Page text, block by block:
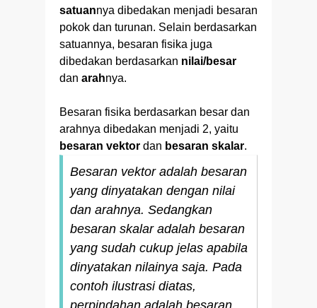
satuannya dibedakan menjadi besaran
pokok dan turunan. Selain berdasarkan
satuannya, besaran fisika juga
dibedakan berdasarkan nilai/besar
dan arahnya.
Besaran fisika berdasarkan besar dan
arahnya dibedakan menjadi 2, yaitu
besaran vektor dan besaran skalar.
Besaran vektor adalah besaran
yang dinyatakan dengan nilai
dan arahnya. Sedangkan
besaran skalar adalah besaran
yang sudah cukup jelas apabila
dinyatakan nilainya saja. Pada
contoh ilustrasi diatas,
perpindahan adalah besaran